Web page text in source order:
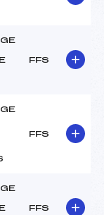
FFS
FFS
FFS